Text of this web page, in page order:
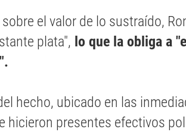
el valor de lo sustraído,
plata", lo que la obliga a
hecho, ubicado en las
hicieron presentes efectivos